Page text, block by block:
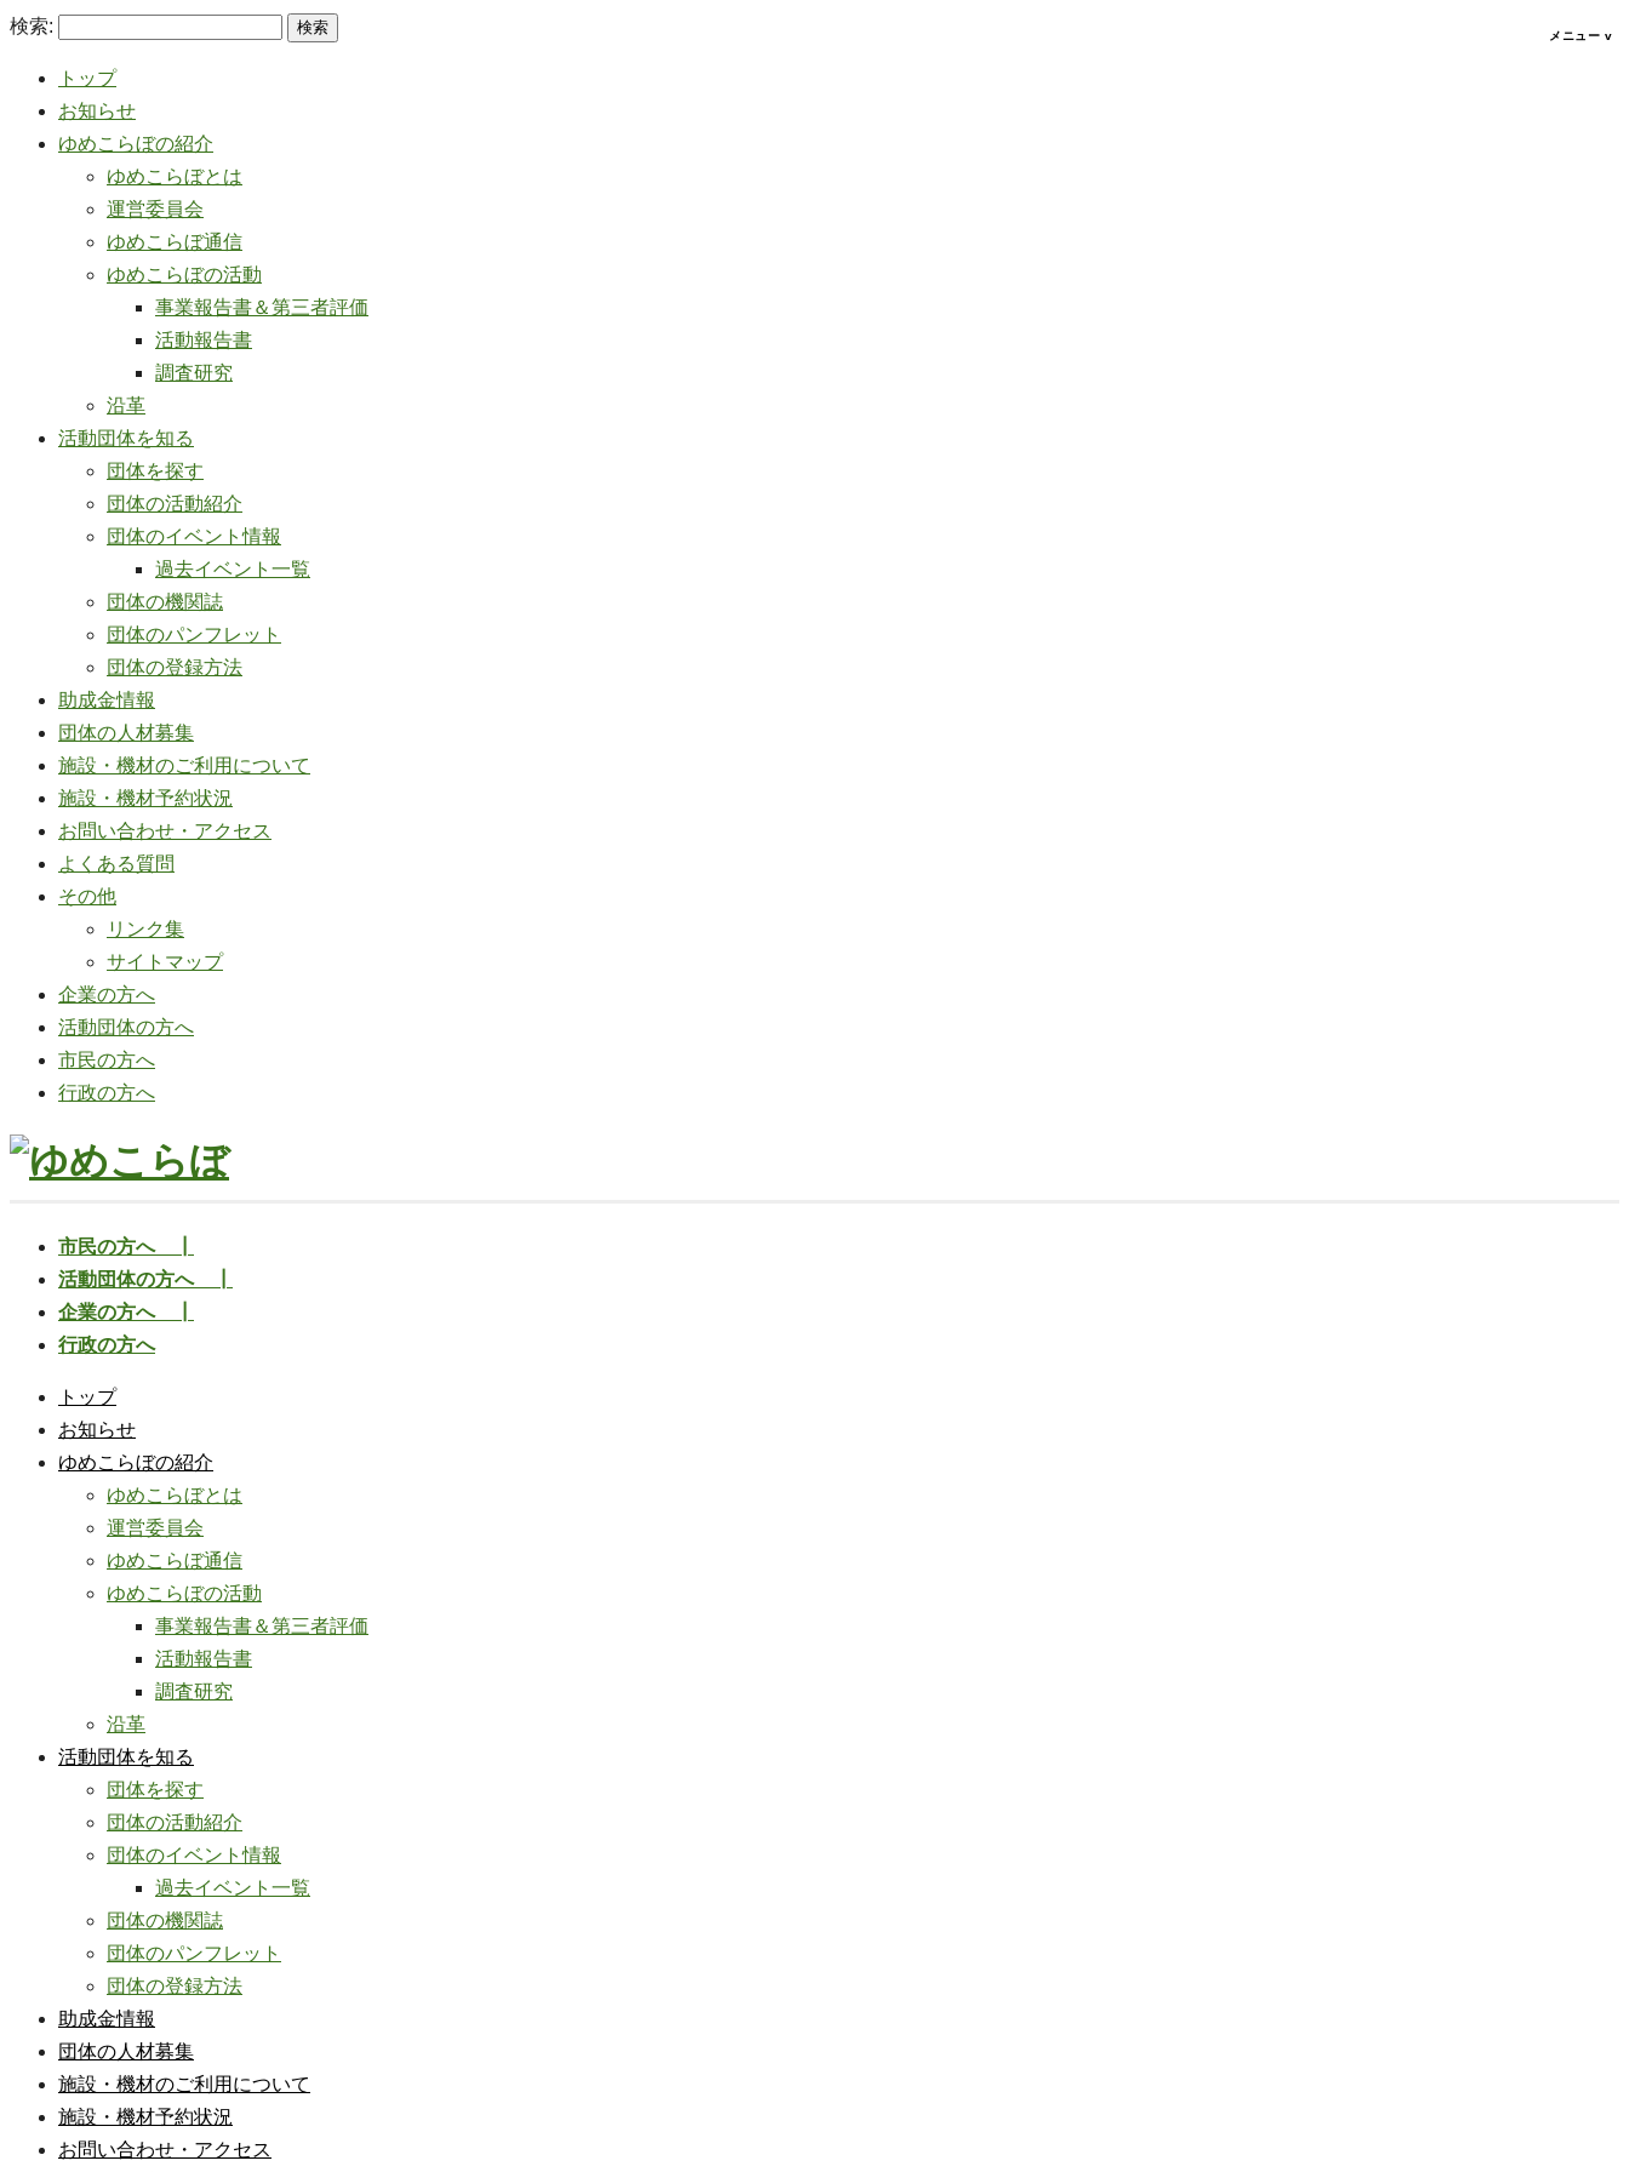
検索:
トップ
お知らせ
ゆめこらぼの紹介
ゆめこらぼとは
運営委員会
ゆめこらぼ通信
ゆめこらぼの活動
事業報告書＆第三者評価
活動報告書
調査研究
沿革
活動団体を知る
団体を探す
団体の活動紹介
団体のイベント情報
過去イベント一覧
団体の機関誌
団体のパンフレット
団体の登録方法
助成金情報
団体の人材募集
施設・機材のご利用について
施設・機材予約状況
お問い合わせ・アクセス
よくある質問
その他
リンク集
サイトマップ
企業の方へ
活動団体の方へ
市民の方へ
行政の方へ
市民の方へ ┃
活動団体の方へ ┃
企業の方へ ┃
行政の方へ
トップ
お知らせ
ゆめこらぼの紹介
ゆめこらぼとは
運営委員会
ゆめこらぼ通信
ゆめこらぼの活動
事業報告書＆第三者評価
活動報告書
調査研究
沿革
活動団体を知る
団体を探す
団体の活動紹介
団体のイベント情報
過去イベント一覧
団体の機関誌
団体のパンフレット
団体の登録方法
助成金情報
団体の人材募集
施設・機材のご利用について
施設・機材予約状況
お問い合わせ・アクセス